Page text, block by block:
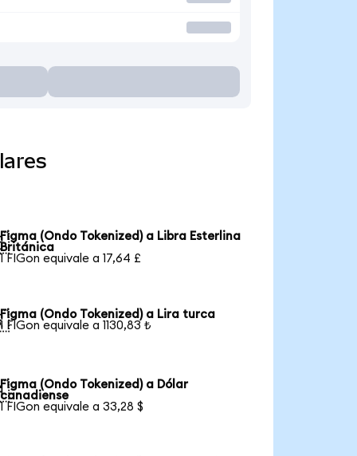
Figma (Ondo Tokenized) a Libra Esterlina
Británica
1 FIGon equivale a 17,64 £
Figma (Ondo Tokenized) a Lira turca
1 FIGon equivale a 1130,83 ₺
Figma (Ondo Tokenized) a Dólar
canadiense
1 FIGon equivale a 33,28 $